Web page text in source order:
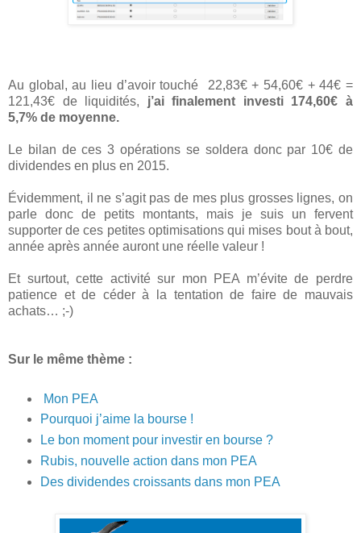
Au global, au lieu d’avoir touché
22,83€ + 54,60€ + 44€ =
121,43€ de liquidités, j’ai finalement investi 174,60€ à
5,7% de moyenne.
Le bilan de ces 3 opérations se soldera donc par 10€ de
dividendes en plus en 2015.
Évidemment, il ne s’agit pas de mes plus grosses lignes, on
parle donc de petits montants, mais je suis un fervent
supporter de ces petites optimisations qui mises bout à bout,
année après année auront une réelle valeur !
Et surtout, cette activité sur mon PEA m’évite de perdre
patience et de céder à la tentation de faire de mauvais
achats… ;-)
Sur le même thème :
Mon PEA
Pourquoi j’aime la bourse !
Le bon moment pour investir en bourse ?
Rubis, nouvelle action dans mon PEA
Des dividendes croissants dans mon PEA